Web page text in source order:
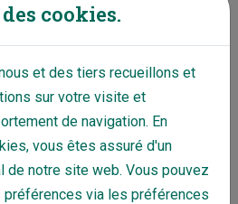
situation gagnant-
votre avenir et le
proposition
cookies.
et des tiers recueillons et
sur votre visite et
de navigation. En
vous êtes assuré d'un
de notre site web. Vous pouvez
préférences via les préférences